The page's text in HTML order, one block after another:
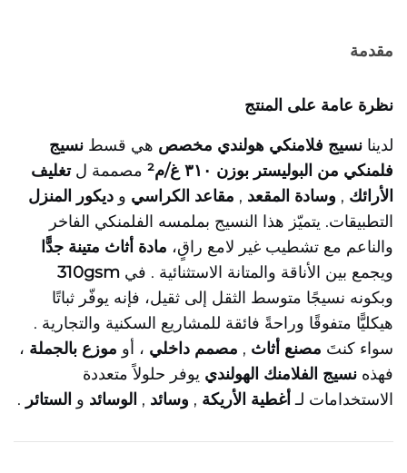
مقدمة
نظرة عامة على المنتج
لدينا نسيج فلامنكي هولندي مخصص هي قسط نسيج
فلمنكي من البوليستر بوزن ٣١٠ غ/م²
مصممة لتغليف
الأرائك , وسادة المقعد , مقاعد الكراسي و ديكور المنزل
التطبيقات. يتميّز هذا النسيج بملمسه الفلمنكي الفاخر
والناعم مع تشطيب غير لامع راقٍ، مادة أثاث متينة جدًّا
ويجمع بين الأناقة والمتانة الاستثنائية . في 310gsm
وبكونه نسيجًا متوسط الثقل إلى ثقيل، فإنه يوفّر ثباتًا
هيكليًّا متفوقًا وراحةً فائقة للمشاريع السكنية والتجارية .
سواء كنتَ مصنع أثاث , مصمم داخلي ، أو موزع بالجملة ،
فهذه نسيج الفلامنك الهولندي يوفر حلولاً متعددة
الاستخدامات لـ أغطية الأريكة , وسائد , الوسائد و الستائر .